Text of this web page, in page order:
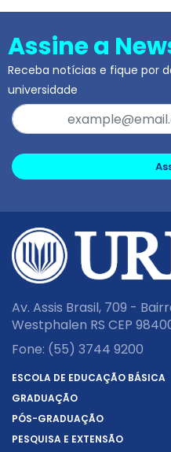
Assine a
Receba notícias e fique por
universidade
Av. Assis Brasil, 709 -
Westphalen RS CEP
Fone: (55) 3744 9200
ESCOLA DE EDUCAÇÃO BÁSICA
GRADUAÇÃO
PÓS-GRADUAÇÃO
PESQUISA E EXTENSÃO